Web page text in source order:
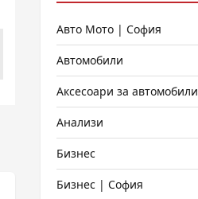
Авто Мото | София
Автомобили
Аксесоари за автомобили
Анализи
Бизнес
Бизнес | София